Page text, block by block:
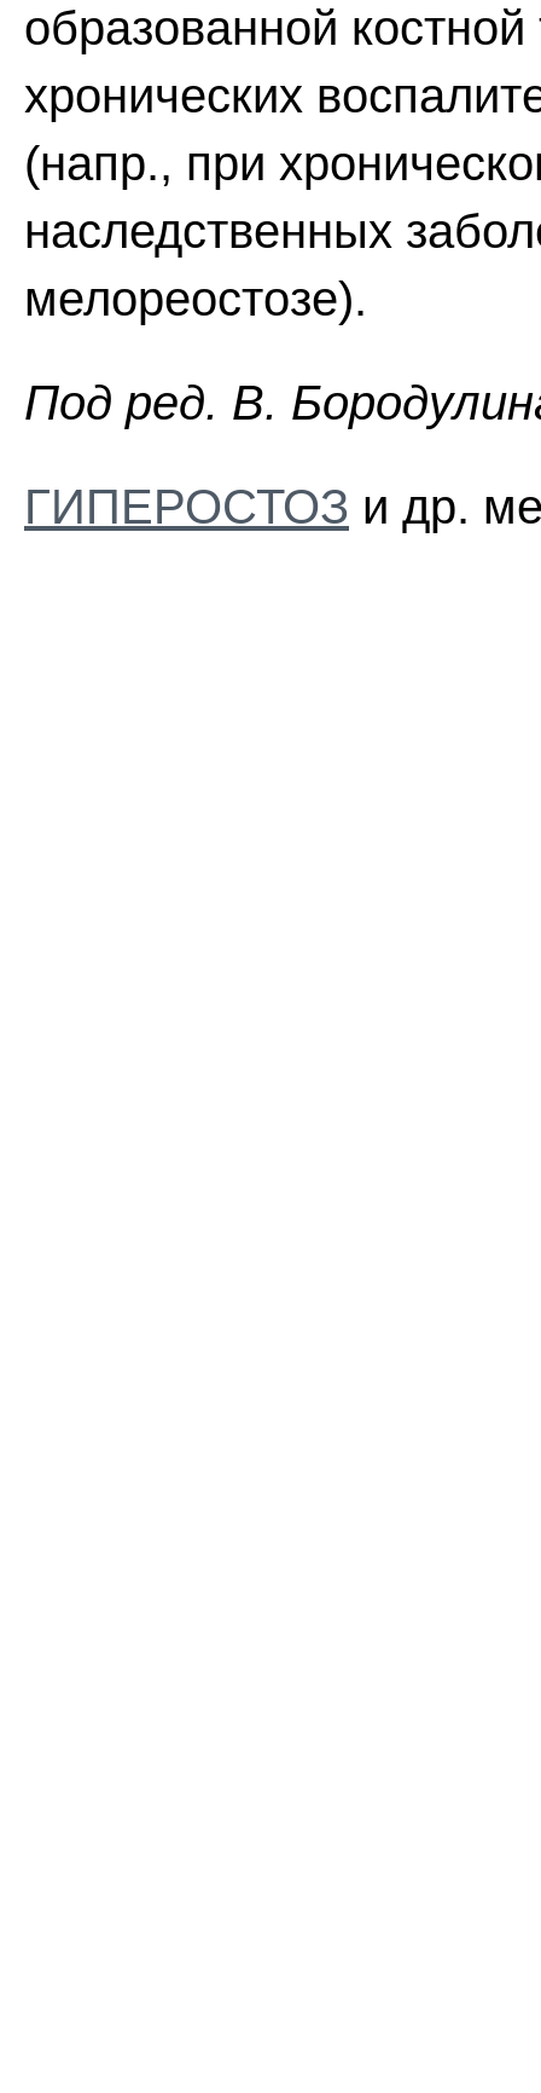
образованной
хронических
(напр., при
наследственных
мелореостозе).
Пoд peд. B.
ГИПЕРОСТОЗ и др.